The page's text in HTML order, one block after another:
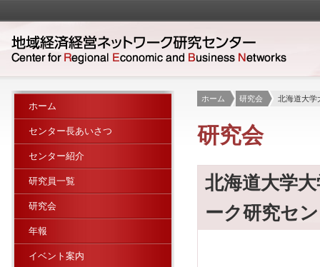
ホーム 研究会 北海道大
研究会
北海道大学
ーク研究セ
ホーム
センター長あいさつ
センター紹介
研究員一覧
研究会
年報
イベント案内